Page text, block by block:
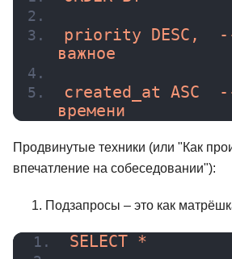
priority DESC,  --
важное
created_at ASC
времени
Продвинутые техники (или "Как
впечатление на собеседовании"):
Подзапросы – это как
SELECT *